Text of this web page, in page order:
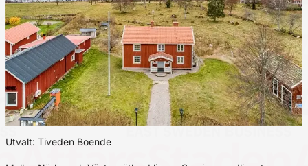
Utvalt: Tiveden Boende